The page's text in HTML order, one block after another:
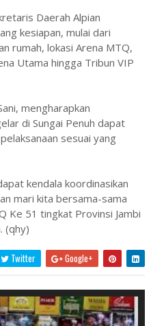
Daerah Alpian
kesiapan, mulai dari
rumah, lokasi Arena MTQ,
Utama hingga Tribun VIP
mengharapkan
di Sungai Penuh dapat
sesuai yang
kendala koordinasikan
mari kita bersama-sama
Ke 51 tingkat Provinsi Jambi
(qhy)
Twitter Google+